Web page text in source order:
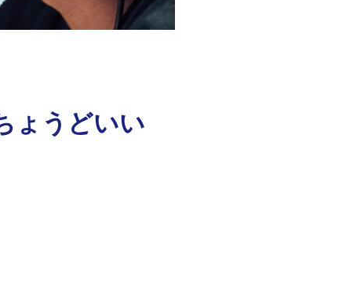
ょうどいい